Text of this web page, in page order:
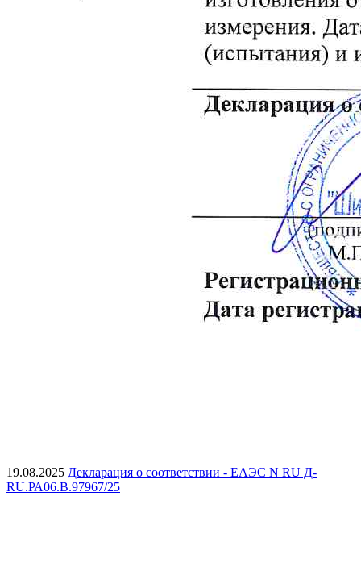
19.08.2025 Декларация о соответствии - ЕАЭС N RU Д-
RU.РА06.В.97967/25